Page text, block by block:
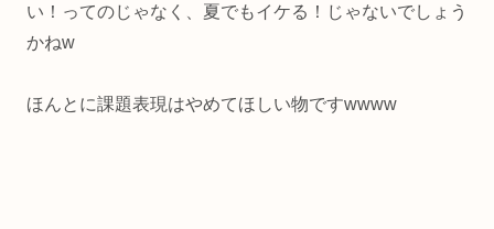
い！ってのじゃなく、夏でもイケる！じゃないでしょう
かねw
ほんとに課題表現はやめてほしい物ですwwww